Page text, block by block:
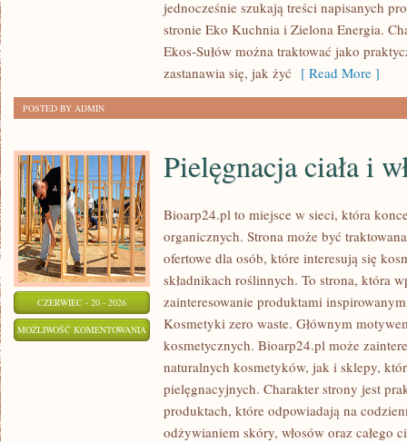
jednocześnie szukają treści napisanych
stronie Eko Kuchnia i Zielona Energia.
Ekos-Sułów można traktować jako
zastanawia się, jak żyć [ Read More ]
POSTED BY ADMIN
CZERWIEC - 20 - 2026
MOŻLIWOŚĆ KOMENTOWANIA PIELĘGNACJA
CIAŁA
WŁOSÓW
Pielęgnacja ciała i
Bioarp24.pl to miejsce w sieci, która
organicznych. Strona może być
ofertowe dla osób, które interesują się
składnikach roślinnych. To strona, która
zainteresowanie produktami
Kosmetyki zero waste. Głównym
kosmetycznych. Bioarp24.pl może
naturalnych kosmetyków, jak i sklepy,
pielęgnacyjnych. Charakter strony jest
produktach, które odpowiadają na
odżywianiem skóry, włosów oraz całego